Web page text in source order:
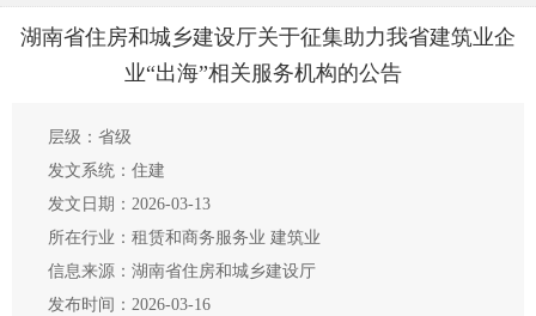
湖南省住房和城乡建设厅关于征集助力我省建筑业企
业“出海”相关服务机构的公告
层级：省级
发文系统：住建
发文日期：2026-03-13
所在行业：租赁和商务服务业 建筑业
信息来源：湖南省住房和城乡建设厅
发布时间：2026-03-16